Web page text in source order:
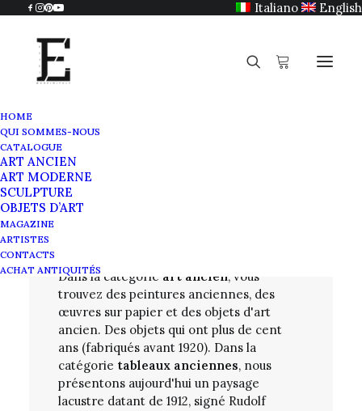
Italiano English
HOME
QUI SOMMES-NOUS
CATALOGUE
ART ANCIEN
ART MODERNE
SCULPTURE
OBJETS D’ART
MAGAZINE
ARTISTES
CONTACTS
ACHAT ANTIQUITÉS
Catalogue
Dans la catégorie art ancien, vous
trouvez des peintures anciennes, des
œuvres sur papier et des objets d'art
ancien. Des objets qui ont plus de cent
ans (fabriqués avant 1920). Dans la
catégorie tableaux anciennes, nous
présentons aujourd'hui un paysage
lacustre datant de 1912, signé Rudolf